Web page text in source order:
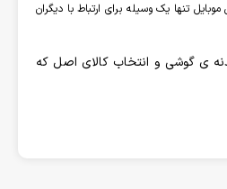
تنها یک وسیله برای ارتباط با دیگران
ی گوشی و انتخاب کالای اصل که